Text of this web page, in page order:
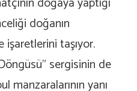
doğanın
taşıyor.
sergisinin de
manzaralarının yanı